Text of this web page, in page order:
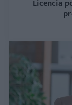
Licencia